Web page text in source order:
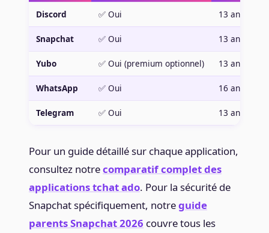
Discord ✅ Oui 13 ans
Snapchat ✅ Oui 13 ans
Yubo ✅ Oui (premium optionnel) 13 ans
WhatsApp ✅ Oui 16 ans
Telegram ✅ Oui 13 ans
Pour un guide détaillé sur chaque application,
consultez notrecomparatif complet des
applications tchat ado. Pour la sécurité de
Snapchat spécifiquement, notreguide
parents Snapchat 2026 couvre tous les